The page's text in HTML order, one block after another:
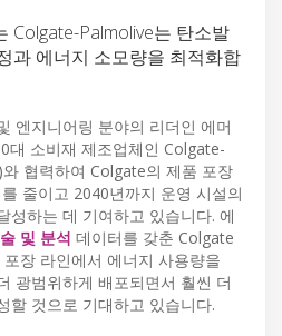
Colgate-Palmolive는 탄소발
과 에너지 소모량을 최적화합
엔지니어링 분야의 리더인 에머
대 소비재 제조업체인 Colgate-
협력하여 Colgate의 제품 포장
줄이고 2040년까지 운영 시설의
성하는 데 기여하고 있습니다. 에
및 분석 데이터를 갖춘 Colgate
장 라인에서 에너지 사용량을
광범위하게 배포되면서 훨씬 더
할 것으로 기대하고 있습니다.